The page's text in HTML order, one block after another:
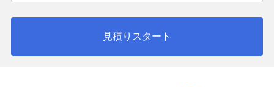
見積りスタート